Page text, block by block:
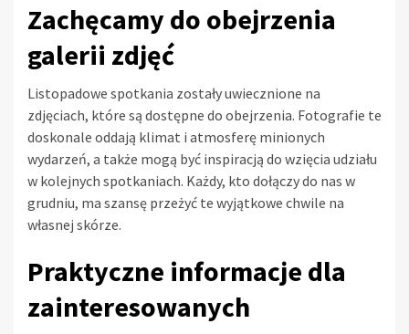
Zachęcamy do obejrzenia
galerii zdjęć
Listopadowe spotkania zostały uwiecznione na
zdjęciach, które są dostępne do obejrzenia. Fotografie te
doskonale oddają klimat i atmosferę minionych
wydarzeń, a także mogą być inspiracją do wzięcia udziału
w kolejnych spotkaniach. Każdy, kto dołączy do nas w
grudniu, ma szansę przeżyć te wyjątkowe chwile na
własnej skórze.
Praktyczne informacje dla
zainteresowanych